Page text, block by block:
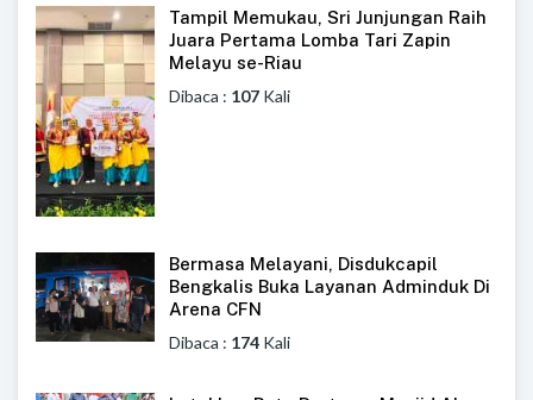
Tampil Memukau, Sri Junjungan Raih
Juara Pertama Lomba Tari Zapin
Melayu se-Riau
Dibaca : 107 Kali
Bermasa Melayani, Disdukcapil
Bengkalis Buka Layanan Adminduk Di
Arena CFN
Dibaca : 174 Kali